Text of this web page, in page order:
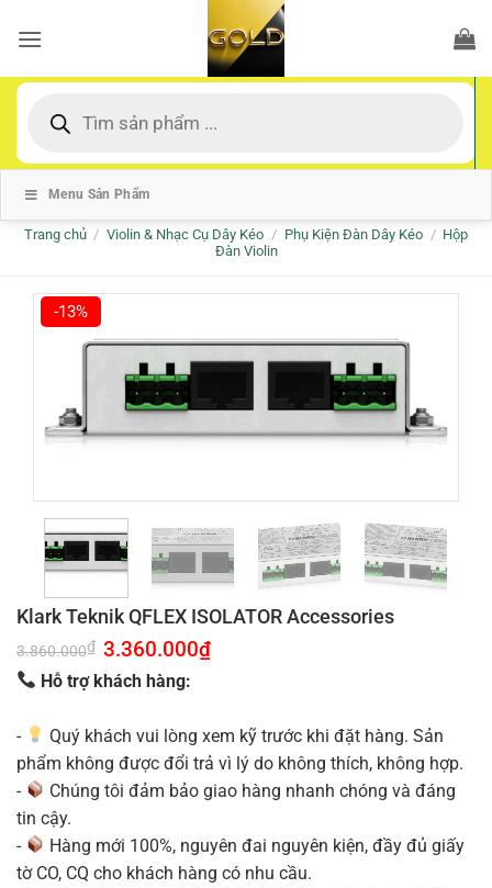
qua
dung
kiếm
Menu Sản Phẩm
Trang chủ / Violin & Nhạc Cụ Dây Kéo / Phụ Kiện Đàn Dây Kéo / Hộp
Đàn Violin
-13%
Klark Teknik QFLEX ISOLATOR Accessories
3.860.000₫ Giá
gốc
là:
3.860.000₫.
3.360.000₫Giá
Hỗ trợ khách hàng:
-
Quý khách vui lòng xem kỹ trước khi đặt hàng. Sản
phẩm không được đổi trả vì lý do không thích, không hợp.
-
Chúng tôi đảm bảo giao hàng nhanh chóng và đáng
tin cậy.
-
Hàng mới 100%, nguyên đai nguyên kiện, đầy đủ giấy
tờ CO, CQ cho khách hàng có nhu cầu.